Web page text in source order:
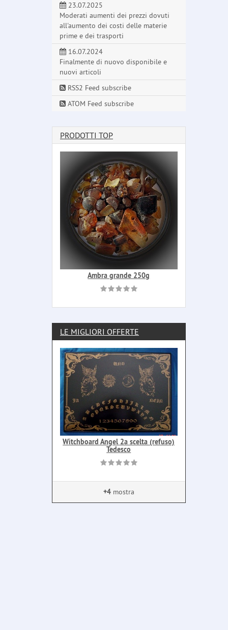
23.07.2025
Moderati aumenti dei prezzi dovuti
all'aumento dei costi delle materie
prime e dei trasporti
16.07.2024
Finalmente di nuovo disponibile e
nuovi articoli
RSS2 Feed subscribe
ATOM Feed subscribe
PRODOTTI TOP
Ambra grande 250g
LE MIGLIORI OFFERTE
Witchboard Angel 2a scelta (refuso)
Tedesco
+4mostra